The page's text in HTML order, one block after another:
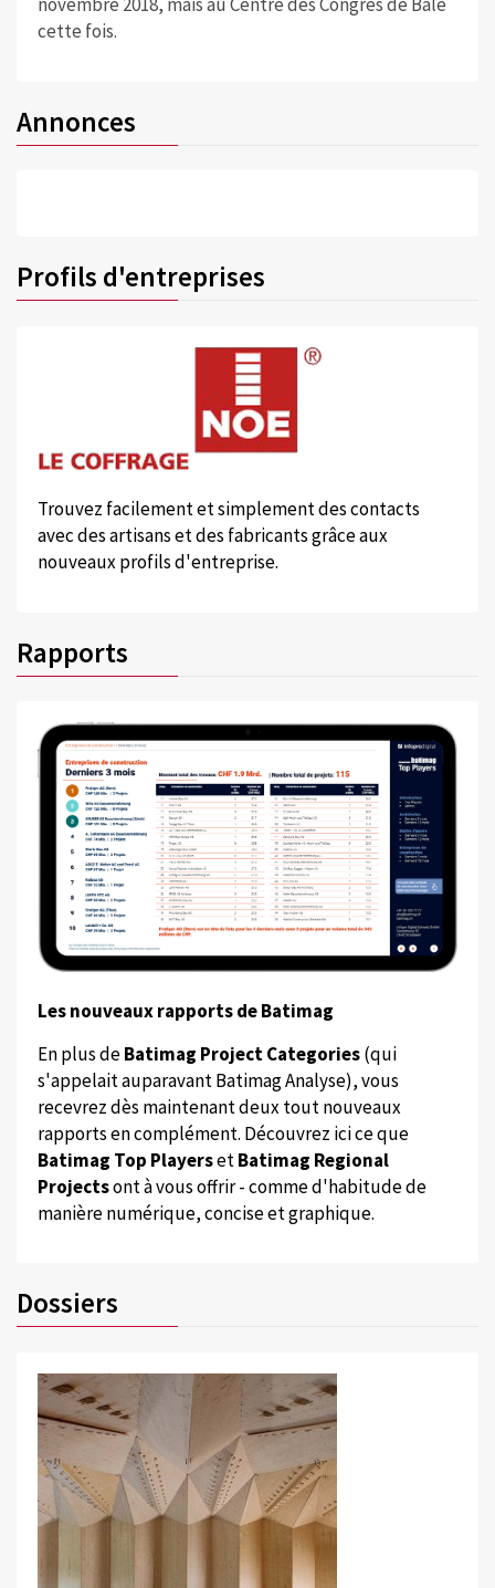
cette fois.
Annonces
Profils d'entreprises
Trouvez facilement et simplement des contacts
avec des artisans et des fabricants grâce aux
nouveaux profils d'entreprise.
Rapports
Les nouveaux rapports de Batimag
En plus deBatimag Project Categories(qui
s'appelait auparavant Batimag Analyse), vous
recevrez dès maintenant deux tout nouveaux
rapports en complément. Découvrez ici ce que
Batimag Top PlayersetBatimag Regional
Projectsont à vous offrir - comme d'habitude de
manière numérique, concise et graphique.
Dossiers